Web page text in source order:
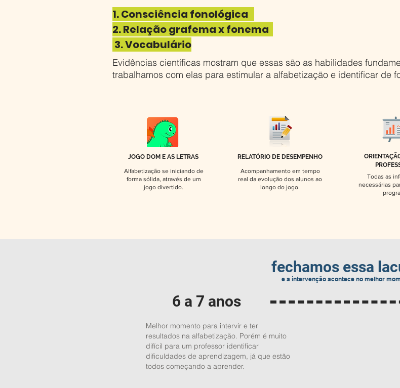
1. Consciência fonológica
2. Relação grafema x fonema
3. Vocabulário
Evidências científicas mostram que essas são as habilidades
trabalhamos com elas para estimular a alfabetização e identificar de
JOGO DOM E AS LETRAS
Alfabetização se iniciando de
forma sólida, através de um
jogo divertido.
RELATÓRIO DE DESEMPENHO
Acompanhamento em tempo
real da evolução dos alunos ao
longo do jogo.
Todas as
necessárias
e a intervenção acontece no melhor
fechamos essa
6 a 7 anos
Melhor momento para intervir e ter
resultados na alfabetização. Porém é muito
difícil para um professor identificar
dificuldades de aprendizagem, já que estão
todos começando a aprender.